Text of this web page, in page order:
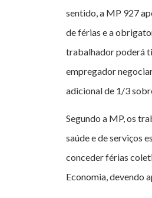
sentido, a MP 927
de férias e a
trabalhador poderá
empregador
adicional de 1/3
Segundo a MP, os
saúde e de serviços
conceder férias
Economia, devendo